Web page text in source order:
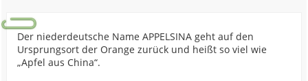
Der niederdeutsche Name APPELSINA geht auf den
Ursprungsort der Orange zurück und heißt so viel wie
„Apfel aus China“.